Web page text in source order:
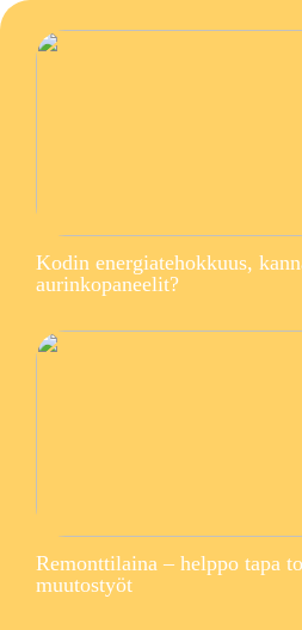
Kodin energiatehokkuus,
aurinkopaneelit?
Remonttilaina – helppo tapa
muutostyöt